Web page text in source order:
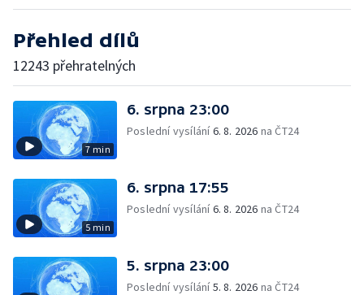
Přehled dílů
12243 přehratelných
7 min
6. srpna 23:00
Poslední vysílání6. 8. 2026 na ČT24
5 min
6. srpna 17:55
Poslední vysílání6. 8. 2026 na ČT24
5. srpna 23:00
Poslední vysílání5. 8. 2026 na ČT24